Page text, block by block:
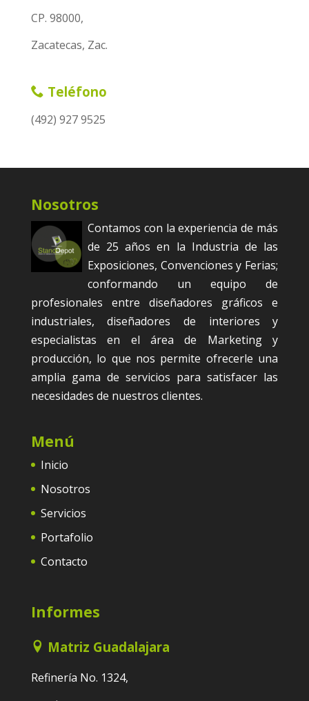
CP. 98000,
Zacatecas, Zac.
Teléfono
(492) 927 9525
Nosotros
Contamos con la experiencia de más
de 25 años en la Industria de las
Exposiciones, Convenciones y Ferias;
conformando un equipo de
profesionales entre diseñadores gráficos e
industriales, diseñadores de interiores y
especialistas en el área de Marketing y
producción, lo que nos permite ofrecerle una
amplia gama de servicios para satisfacer las
necesidades de nuestros clientes.
Menú
Inicio
Nosotros
Servicios
Portafolio
Contacto
Informes
Matriz Guadalajara
Refinería No. 1324,